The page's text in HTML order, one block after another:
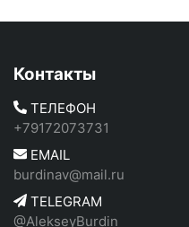
Контакты
ТЕЛЕФОН
+79172073731
EMAIL
burdinav@mail.ru
TELEGRAM
@AlekseyBurdin